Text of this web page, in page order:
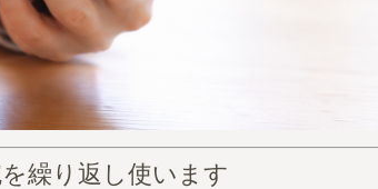
繰り返し使います